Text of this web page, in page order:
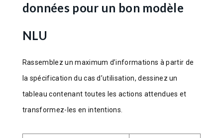
données pour un bon modèle
NLU
Rassemblez un maximum d’informations à partir de
la spécification du cas d’utilisation, dessinez un
tableau contenant toutes les actions attendues et
transformez-les en intentions.